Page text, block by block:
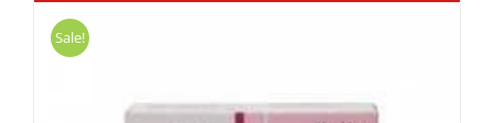
Sale!